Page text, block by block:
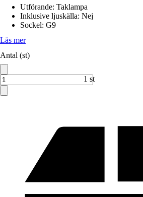
Utförande: Taklampa
Inklusive ljuskälla: Nej
Sockel: G9
Läs mer
Antal (st)
1 st